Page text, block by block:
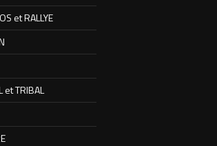
et RALLYE
et TRIBAL